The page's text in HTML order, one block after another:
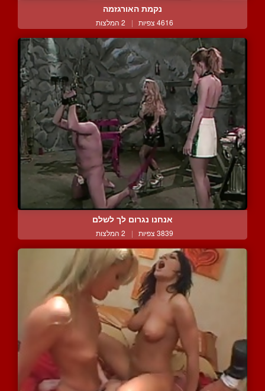
נקמת האורגזמה
4616 צפיות | 2 המלצות
אנחנו נגרום לך לשלם
3839 צפיות | 2 המלצות